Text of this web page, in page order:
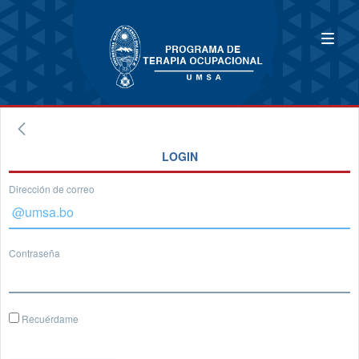
LOGIN
Dirección de correo
Contraseña
Recuérdame